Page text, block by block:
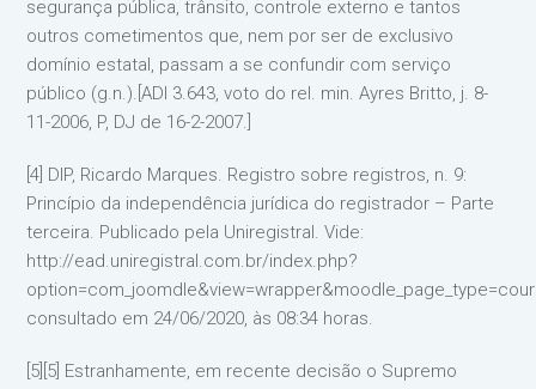
segurança pública, trânsito, controle externo e tantos
outros cometimentos que, nem por ser de exclusivo
domínio estatal, passam a se confundir com serviço
público (g.n.).[ADI 3.643, voto do rel. min. Ayres Britto, j. 8-
11-2006, P, DJ de 16-2-2007.]
[4] DIP, Ricardo Marques. Registro sobre registros, n. 9:
Princípio da independência jurídica do registrador – Parte
terceira. Publicado pela Uniregistral. Vide:
http://ead.uniregistral.com.br/index.php?
consultado em 24/06/2020, às 08:34 horas.
[5][5] Estranhamente, em recente decisão o Supremo